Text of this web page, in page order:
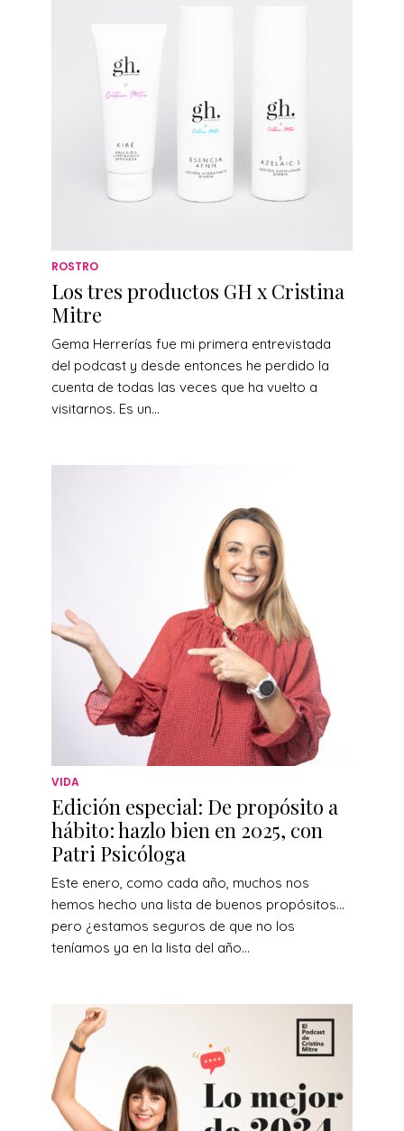
ROSTRO
Los tres productos GH x Cristina
Mitre
Gema Herrerías fue mi primera entrevistada
del podcast y desde entonces he perdido la
cuenta de todas las veces que ha vuelto a
visitarnos. Es un...
VIDA
Edición especial: De propósito a
hábito: hazlo bien en 2025, con
Patri Psicóloga
Este enero, como cada año, muchos nos
hemos hecho una lista de buenos propósitos…
pero ¿estamos seguros de que no los
teníamos ya en la lista del año...